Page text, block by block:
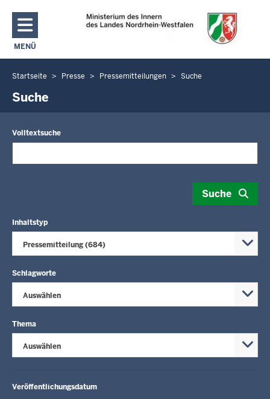
Direkt zum Inhalt
MENÜ
NAVIGATION AKTIVIEREN/DEAKTIVIEREN: MAIN MENU
Sie
befinden
Startseite Presse Pressemitteilungen Suche
Suche
Volltextsuche
Suche
Inhaltstyp
Pressemitteilung (684)
Schlagworte
Auswählen
Thema
Auswählen
Veröffentlichungsdatum